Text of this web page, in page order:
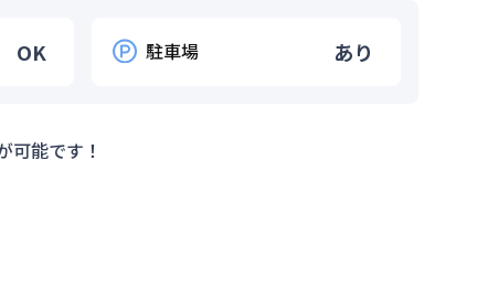
OK 駐車場 あり
可能です！